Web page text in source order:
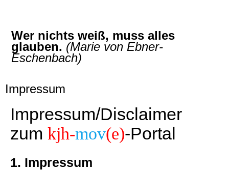
Wer nichts weiß, muss alles
glauben. (Marie von Ebner-
Eschenbach)
Impressum
Impressum/Disclaimer
zum kjh-mov(e)-Portal
1. Impressum